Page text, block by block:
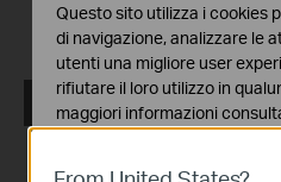
Bug Fixes:
1. Fixed some minor bugs.
VIGI Config Tool_V2.0.20_x32
Questo sito utilizza i cookies
di navigazione, analizzare le
utenti una migliore user
rifiutare il loro utilizzo in
maggiori informazioni